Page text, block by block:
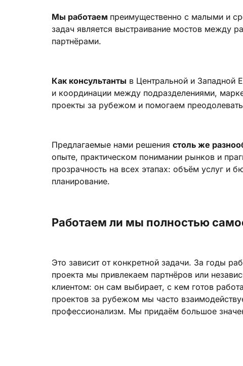
Мы работаем преимущественно с малыми и
задач является выстраивание мостов между
партнёрами.
Как консультанты в Центральной и Западной
и координации между подразделениями,
проекты за рубежом и помогаем
Предлагаемые нами решения столь же
опыте, практическом понимании рынков и
прозрачность на всех этапах: объём услуг и
планирование.
Работаем ли мы полностью
Это зависит от конкретной задачи. За годы
проекта мы привлекаем партнёров или
клиентом: он сам выбирает, с кем готов
проектов за рубежом мы часто
профессионализм. Мы придаём большое